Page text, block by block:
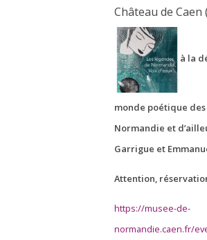
Château de Caen
à la
monde poétique
Normandie et
Garrigue et
Attention,
https://musee-de-
normandie.caen.fr/